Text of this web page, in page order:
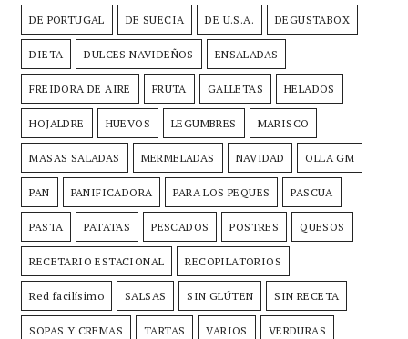
DE PORTUGAL DE SUECIA DE U.S.A. DEGUSTABOX
DIETA DULCES NAVIDEÑOS ENSALADAS
FREIDORA DE AIRE FRUTA GALLETAS HELADOS
HOJALDRE HUEVOS LEGUMBRES MARISCO
MASAS SALADAS MERMELADAS NAVIDAD OLLA GM
PAN PANIFICADORA PARA LOS PEQUES PASCUA
PASTA PATATAS PESCADOS POSTRES QUESOS
RECETARIO ESTACIONAL RECOPILATORIOS
Red facilísimo SALSAS SIN GLÚTEN SIN RECETA
SOPAS Y CREMAS TARTAS VARIOS VERDURAS